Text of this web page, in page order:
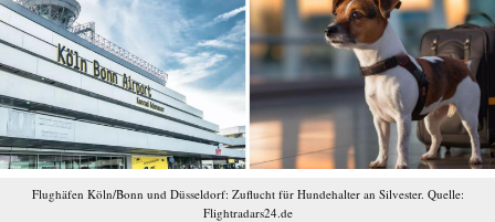
Flughäfen Köln/Bonn und Düsseldorf: Zuflucht für Hundehalter an Silvester. Quelle:
Flightradars24.de